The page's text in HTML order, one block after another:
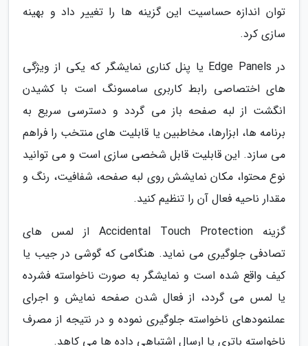
توان اندازه حساسیت این گزینه ها را تغییر داد و بهینه
سازی کرد.
در Edge Panels یا پنل کناری نمایشگر که یکی از ویژگی
های اختصاصی رابط کاربری سامسونگ است با کشیدن
انگشت از لبه صفحه باز می گردد و دسترسی سریع به
برنامه ها، ابزارها، مخاطبین یا قابلیت های منتخب را فراهم
می سازد. این قابلیت قابل شخصی سازی است و می توانید
نوع محتوا، مکان نمایشش روی لبه صفحه، شفافیت، رنگ و
مقدار ناحیه فعال آن را تنظیم کنید.
گزینه Accidental Touch Protection از لمس های
تصادفی جلوگیری می نماید. هنگامی که گوشی در جیب یا
کیف واقع شده است و نمایشگر به صورت ناخواسته فشرده
یا لمس می گردد، از فعال شدن صفحه نمایش و اجرای
عملنمودهای ناخواسته جلوگیری نموده و در نتیجه از مصرف
ناخواسته باتری یا ارسال اشتباهی داده ها می کاهد.